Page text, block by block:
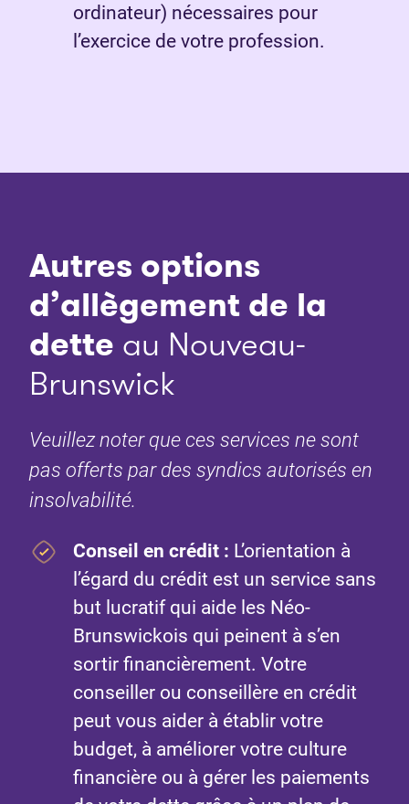
ordinateur) nécessaires pour
l’exercice de votre profession.
Autres options
d’allègement de la
dette au Nouveau-
Brunswick
Veuillez noter que ces services ne sont
pas offerts par des syndics autorisés en
insolvabilité.
Conseil en crédit : L’orientation à
l’égard du crédit est un service sans
but lucratif qui aide les Néo-
Brunswickois qui peinent à s’en
sortir financièrement. Votre
conseiller ou conseillère en crédit
peut vous aider à établir votre
budget, à améliorer votre culture
financière ou à gérer les paiements